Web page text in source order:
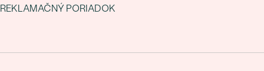
REKLAMAČNÝ PORIADOK